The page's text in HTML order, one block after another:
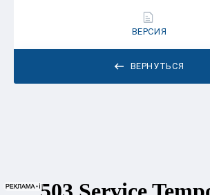
ВЕРНУТЬСЯ
ВЕРСИЯ